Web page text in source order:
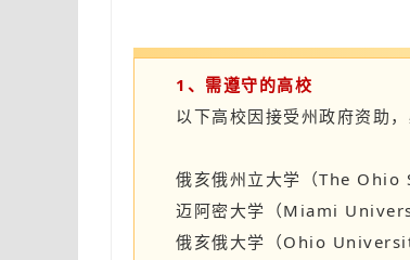
1、需遵守的高校
以下高校因接受州政府资助
俄亥俄州立大学（The Ohio
迈阿密大学（Miami
俄亥俄大学（Ohio